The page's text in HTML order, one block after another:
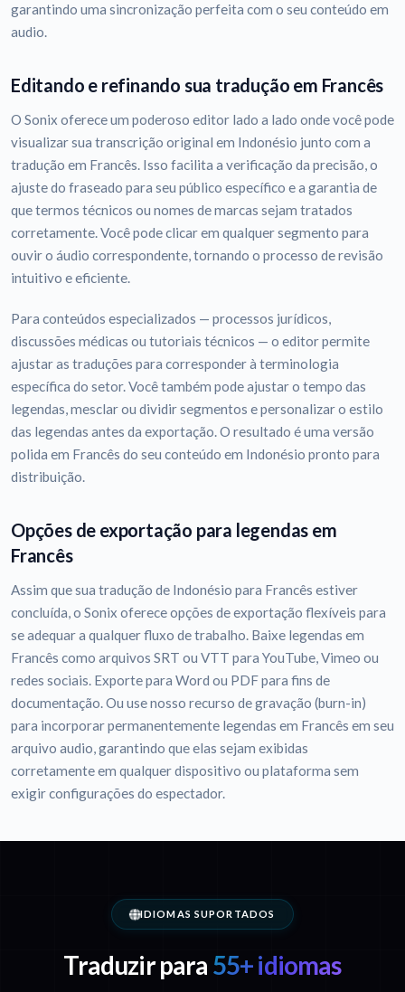
garantindo uma sincronização perfeita com o seu conteúdo em
audio.
Editando e refinando sua tradução em Francês
O Sonix oferece um poderoso editor lado a lado onde você pode
visualizar sua transcrição original em Indonésio junto com a
tradução em Francês. Isso facilita a verificação da precisão, o
ajuste do fraseado para seu público específico e a garantia de
que termos técnicos ou nomes de marcas sejam tratados
corretamente. Você pode clicar em qualquer segmento para
ouvir o áudio correspondente, tornando o processo de revisão
intuitivo e eficiente.
Para conteúdos especializados — processos jurídicos,
discussões médicas ou tutoriais técnicos — o editor permite
ajustar as traduções para corresponder à terminologia
específica do setor. Você também pode ajustar o tempo das
legendas, mesclar ou dividir segmentos e personalizar o estilo
das legendas antes da exportação. O resultado é uma versão
polida em Francês do seu conteúdo em Indonésio pronto para
distribuição.
Opções de exportação para legendas em
Francês
Assim que sua tradução de Indonésio para Francês estiver
concluída, o Sonix oferece opções de exportação flexíveis para
se adequar a qualquer fluxo de trabalho. Baixe legendas em
Francês como arquivos SRT ou VTT para YouTube, Vimeo ou
redes sociais. Exporte para Word ou PDF para fins de
documentação. Ou use nosso recurso de gravação (burn-in)
para incorporar permanentemente legendas em Francês em seu
arquivo audio, garantindo que elas sejam exibidas
corretamente em qualquer dispositivo ou plataforma sem
exigir configurações do espectador.
IDIOMAS SUPORTADOS
Traduzir para 55+ idiomas